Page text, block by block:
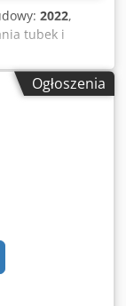
2022,
tubek i
200, rok
tubek IWK TFS
R, rok
PAL
PAL 1400,
laminarnego
produkcji: 2020.
rok
jest
Ogłoszenia